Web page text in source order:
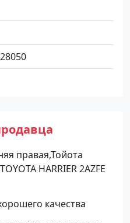
правая,Тойота
HARRIER 2AZFE
качества